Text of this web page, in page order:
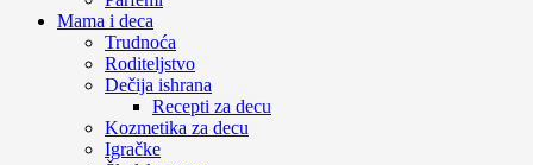
Mama i deca
Trudnoća
Roditeljstvo
Dečija ishrana
Recepti za decu
Kozmetika za decu
Igračke